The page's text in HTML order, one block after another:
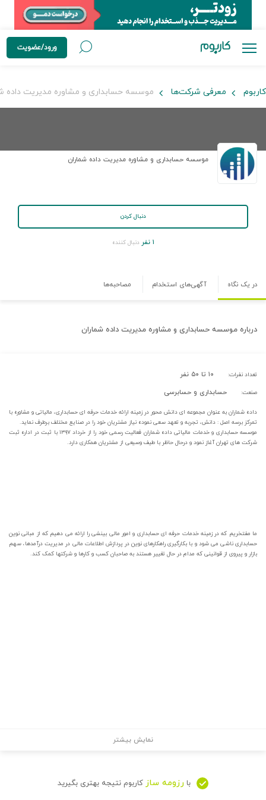
ورود/عضویت
کاربوم معرفی شرکت‌ها موسسه حسابداری و مشاوره مدیریت داده
موسسه حسابداری و مشاوره مدیریت داده شماران
دنبال کردن
۱ نفر دنبال کننده
در یک نگاه آگهی‌های استخدام مصاحبه‌ها
درباره موسسه حسابداری و مشاوره مدیریت داده شماران
تعداد نفرات: ۱۰ تا ۵۰ نفر
صنعت: حسابداری و حسابرسی
داده شماران به عنوان مجموعه ای دانش محور در زمینه ارائه خدمات حرفه ای حسابداری، مالیاتی و مشاوره با
تمرکز برسه اصل : دانش، تجربه و تعهد سعی نموده نیاز مشتریان خود را در صنایع مختلف برطرف نماید.
موسسه حسابداری و خدمات مالیاتی داده شماران فعالیت رسمی خود را از خرداد ۱۳۹۷ با ثبت در اداره ثبت
شرکت های تهران آغاز نمود و درحال حاظر با طیف وسیعی از مشتریان همکاری دارد.
ما مفتخریم که در زمینه خدمات حرفه ای حسابداری و امور مالی بینشی را ارائه می دهیم که از مبانی نوین
حسابداری ناشی می شود و با بکارگیری راهکارهای نوین در پردازش اطلاعات مالی در مدیریت درآمدها، سهم
بازار و پیروی از قوانینی که مدام در حال تغییر هستند به صاحبان کسب و کارها و شرکتها کمک کند.
نمایش بیشتر
با رزومه ساز کاربوم نتیجه بهتری بگیرید